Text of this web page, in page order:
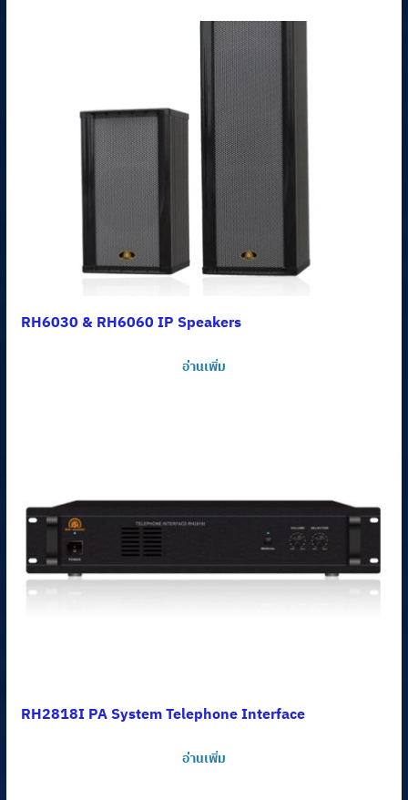
RH6030 & RH6060 IP Speakers
อ่านเพิ่ม
RH2818I PA System Telephone Interface
อ่านเพิ่ม